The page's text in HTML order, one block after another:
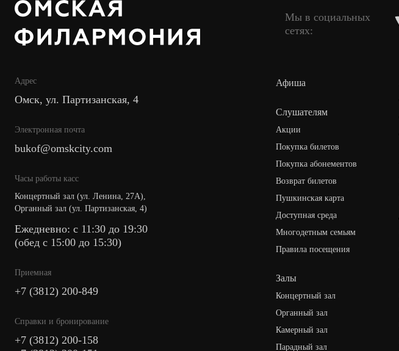
Мы в социальных
сетях:
Адрес
Омск, ул. Партизанская, 4
Электронная почта
bukof@omskcity.com
Часы работы касс
Концертный зал (ул. Ленина, 27А),
Органный зал (ул. Партизанская, 4)
Ежедневно: с 11:30 до 19:30
(обед с 15:00 до 15:30)
Приемная
+7 (3812) 200-849
Cправки и бронирование
+7 (3812) 200-158
Афиша
Слушателям
Акции
Покупка билетов
Покупка абонементов
Возврат билетов
Пушкинская карта
Доступная среда
Многодетным семьям
Правила посещения
Залы
Концертный зал
Органный зал
Камерный зал
Парадный зал